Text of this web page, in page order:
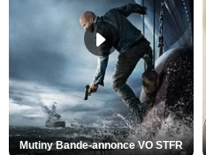
Mutiny Bande-annonce VO STFR